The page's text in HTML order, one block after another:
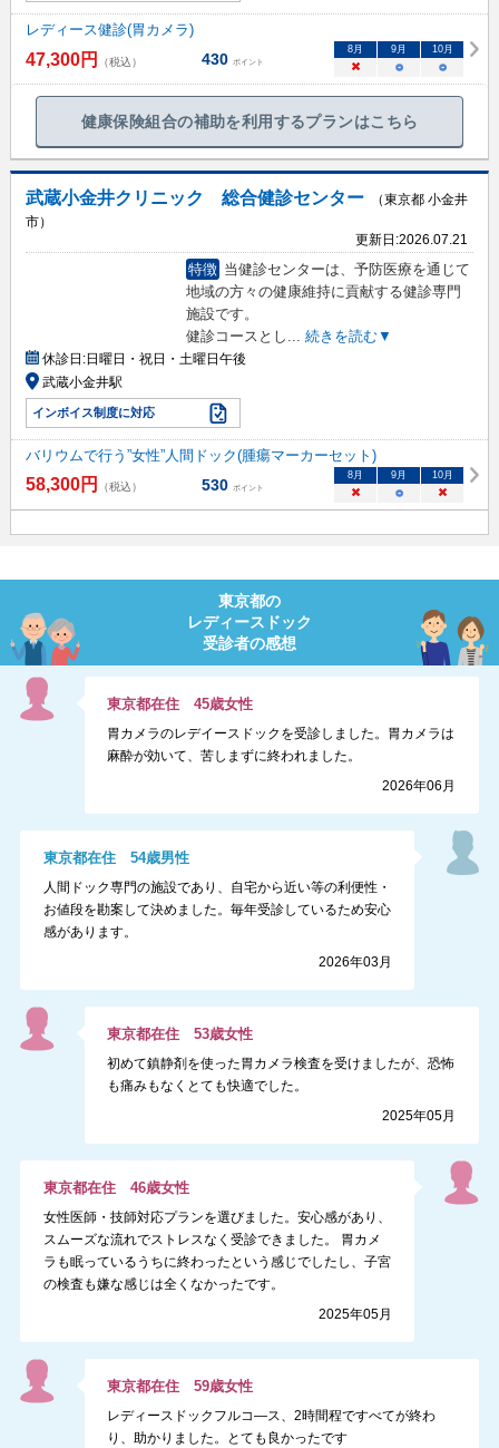
レディース健診(胃カメラ)
47,300円 （税込） 430 ポイント
8月 9月 10月
× ○ ○
健康保険組合の補助を利用するプランはこちら
武蔵小金井クリニック 総合健診センター
（東京都 小金井
市）
更新日:2026.07.21
特徴 当健診センターは、予防医療を通じて
地域の方々の健康維持に貢献する健診専門
施設です。
健診コースとし
続きを読む▼
休診日:日曜日・祝日・土曜日午後
武蔵小金井駅
インボイス制度に対応
バリウムで行う”女性”人間ドック(腫瘍マーカーセット)
58,300円 （税込） 530 ポイント
8 月 9 月 10月
× ○ ×
東京都の
レディースドック
受診者の感想
東京都在住45歳女性
胃カメラのレデイースドックを受診しました。胃カメラは
麻酔が効いて、苦しまずに終われました。
2026年06月
東京都在住 54歳男性
人間ドック専門の施設であり、自宅から近い等の利便性・
お値段を勘案して決めました。毎年受診しているため安心
感があります。
2026年03月
東京都在住53歳女性
初めて鎮静剤を使った胃カメラ検査を受けましたが、恐怖
も痛みもなくとても快適でした。
2025年05月
東京都在住 46歳女性
女性医師・技師対応プランを選びました。安心感があり、
スムーズな流れでストレスなく受診できました。 胃カメ
ラも眠っているうちに終わったという感じでしたし、子宮
の検査も嫌な感じは全くなかったです。
2025年05月
東京都在住59歳女性
レディースドックフルコ―ス、2時間程ですべてが終わ
り、助かりました。とても良かったです